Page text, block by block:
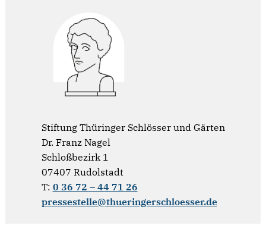
Stiftung Thüringer Schlösser und Gärten
Dr. Franz Nagel
Schloßbezirk 1
07407 Rudolstadt
T: 0 36 72 – 44 71 26
pressestelle@thueringerschloesser.de